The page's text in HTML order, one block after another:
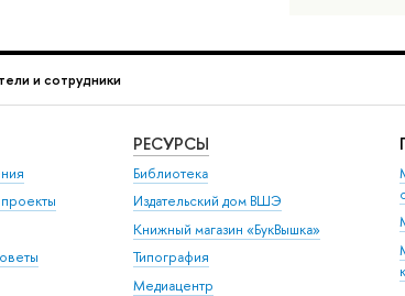
и сотрудники
РЕСУРСЫ
Библиотека
Издательский дом ВШЭ
Книжный магазин «БукВышка»
Типография
Медиацентр